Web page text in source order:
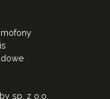
sp. z o.o.